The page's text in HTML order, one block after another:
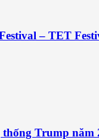
– TET
thống Trump